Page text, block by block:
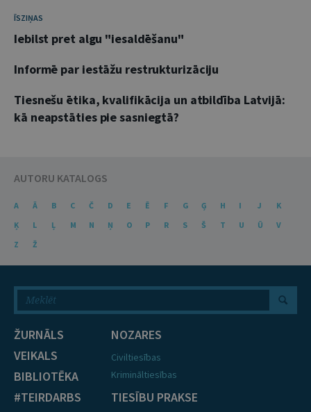
ĪSZIŅAS
Iebilst pret algu "iesaldēšanu"
Informē par iestāžu restrukturizāciju
Tiesnešu ētika, kvalifikācija un atbildība Latvijā:
kā neapstāties pie sasniegtā?
AUTORU KATALOGS
A Ā B C Č D E Ē F G Ģ H I J
K
Ķ
L Ļ M N Ņ O P R S Š T U Ū
V
Z
Ž
ŽURNĀLS
VEIKALS
BIBLIOTĒKA
#TEIRDARBS
NOZARES
Civiltiesības
Krimināltiesības
TIESĪBU PRAKSE